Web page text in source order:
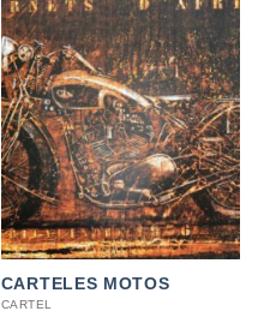
CARTELES MOTOS
CARTEL